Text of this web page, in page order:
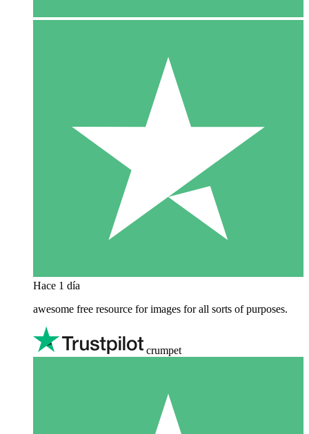
Hace 1 día
awesome free resource for images for all sorts of purposes.
crumpet